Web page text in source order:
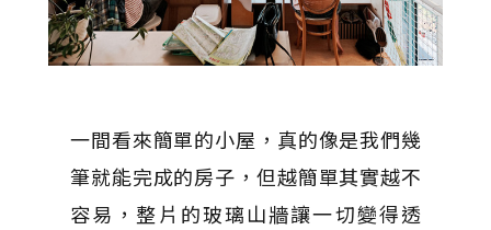
一間看來簡單的小屋，真的像是我們幾
筆就能完成的房子，但越簡單其實越不
容易，整片的玻璃山牆讓一切變得透